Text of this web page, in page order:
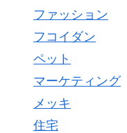
ファッション
フコイダン
ペット
マーケティング
メッキ
住宅